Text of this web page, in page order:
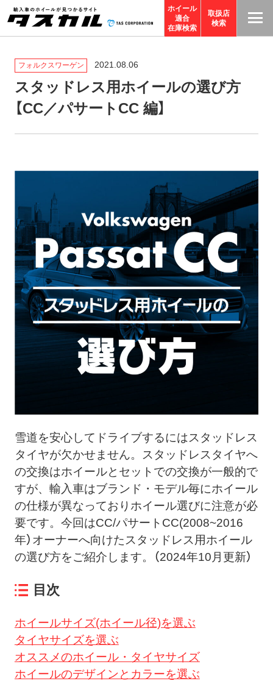
ホイール
適合
在庫検索
取扱店
検索
フォルクスワーゲン 2021.08.06
スタッドレス用ホイールの選び方
【CC／パサートCC 編】
雪道を安心してドライブするにはスタッドレス
タイヤが欠かせません。
スタッドレスタイヤへ
の交換はホイールとセットでの交換が一般的で
すが、輸入車はブランド・モデル毎にホイール
の仕様が異なっておりホイール選びに注意が必
要です。今回はCC/パサートCC(2008~2016
年）オーナーへ向けたスタッドレス用ホイール
の選び方をご紹介します。
（2024年10月更新）
目次
ホイールサイズ(ホイール径)を選ぶ
タイヤサイズを選ぶ
オススメのホイール・タイヤサイズ
ホイールのデザインとカラーを選ぶ
T
A
N
サ
イ
メ
ニ